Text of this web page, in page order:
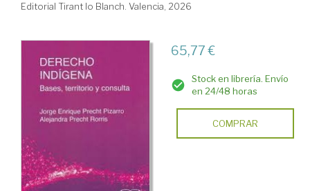
Editorial Tirant lo Blanch. Valencia, 2026
65,77 €
Stock en librería. Envío
en 24/48 horas
COMPRAR